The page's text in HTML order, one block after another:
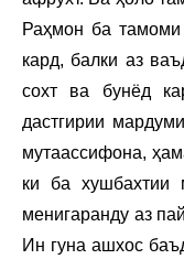
Раҳмон ба
кард, балки аз
сохт ва бунёд
дастгирии
мутаассифона,
ки ба хушбахтии
менигаранду аз
Ин гуна ашхос